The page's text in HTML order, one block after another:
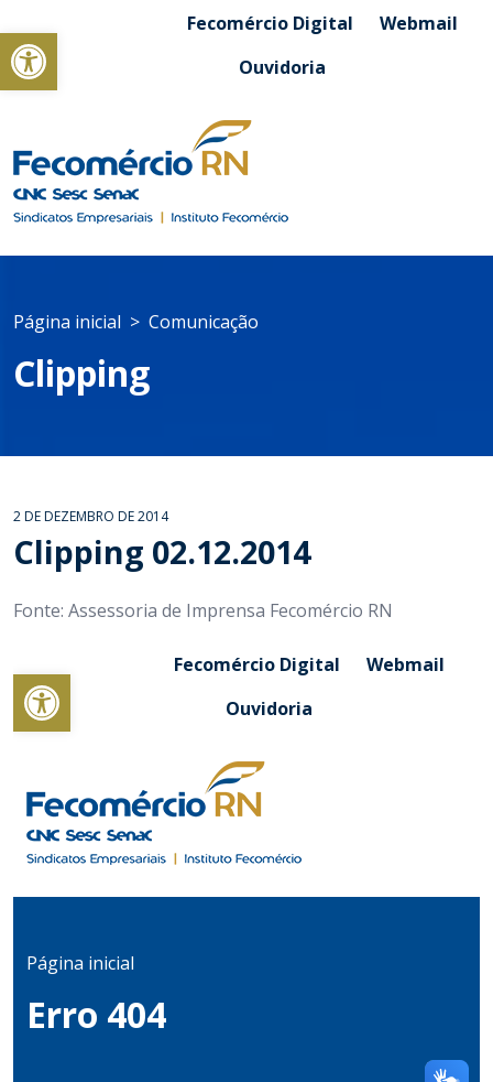
Abrir a barra de ferramentasFecomércio Digital
Webmail
Ouvidoria
Página inicial Comunicação
Clipping
2 DE DEZEMBRO DE 2014
Clipping 02.12.2014
Fonte: Assessoria de Imprensa Fecomércio RN